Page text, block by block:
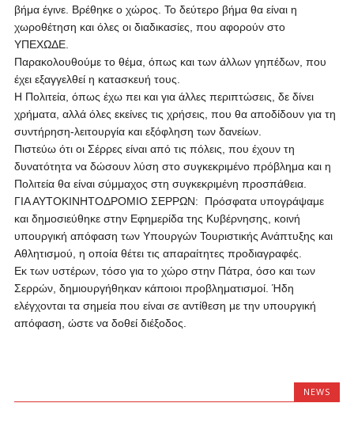
βήμα έγινε. Βρέθηκε ο χώρος. Το δεύτερο βήμα θα είναι η
χωροθέτηση και όλες οι διαδικασίες, που αφορούν στο
ΥΠΕΧΩΔΕ.
Παρακολουθούμε το θέμα, όπως και των άλλων γηπέδων, που
έχει εξαγγελθεί η κατασκευή τους.
Η Πολιτεία, όπως έχω πει και για άλλες περιπτώσεις, δε δίνει
χρήματα, αλλά όλες εκείνες τις χρήσεις, που θα αποδίδουν για τη
συντήρηση-λειτουργία και εξόφληση των δανείων.
Πιστεύω ότι οι Σέρρες είναι από τις πόλεις, που έχουν τη
δυνατότητα να δώσουν λύση στο συγκεκριμένο πρόβλημα και η
Πολιτεία θα είναι σύμμαχος στη συγκεκριμένη προσπάθεια.
ΓΙΑ ΑΥΤΟΚΙΝΗΤΟΔΡΟΜΙΟ ΣΕΡΡΩΝ: Πρόσφατα υπογράψαμε
και δημοσιεύθηκε στην Εφημερίδα της Κυβέρνησης, κοινή
υπουργική απόφαση των Υπουργών Τουριστικής Ανάπτυξης και
Αθλητισμού, η οποία θέτει τις απαραίτητες προδιαγραφές.
Εκ των υστέρων, τόσο για το χώρο στην Πάτρα, όσο και των
Σερρών, δημιουργήθηκαν κάποιοι προβληματισμοί. Ήδη
ελέγχονται τα σημεία που είναι σε αντίθεση με την υπουργική
απόφαση, ώστε να δοθεί διέξοδος.
NEWS